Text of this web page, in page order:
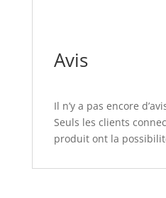
Avis
Il n’y a pas encore
Seuls les clients
produit ont la